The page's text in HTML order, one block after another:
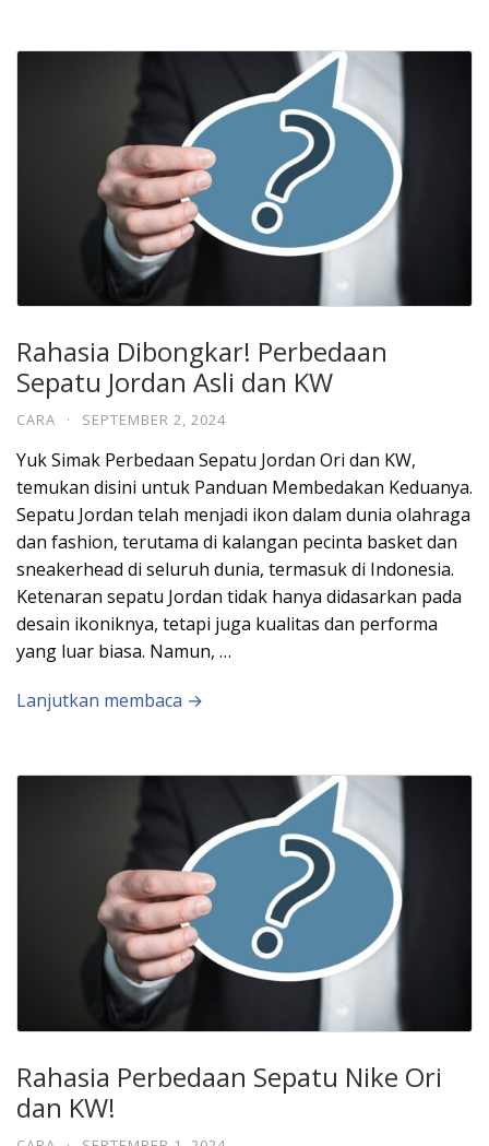
Rahasia Dibongkar! Perbedaan
Sepatu Jordan Asli dan KW
CARA · SEPTEMBER 2, 2024
Yuk Simak Perbedaan Sepatu Jordan Ori dan KW,
temukan disini untuk Panduan Membedakan Keduanya.
Sepatu Jordan telah menjadi ikon dalam dunia olahraga
dan fashion, terutama di kalangan pecinta basket dan
sneakerhead di seluruh dunia, termasuk di Indonesia.
Ketenaran sepatu Jordan tidak hanya didasarkan pada
desain ikoniknya, tetapi juga kualitas dan performa
yang luar biasa. Namun, …
Lanjutkan membaca →
Rahasia Perbedaan Sepatu Nike Ori
dan KW!